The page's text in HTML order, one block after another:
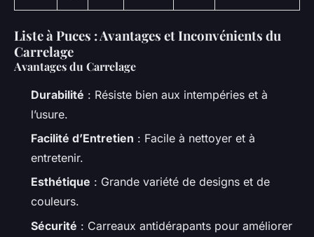
Liste à Puces : Avantages et Inconvénients du
Carrelage
Avantages du Carrelage
Durabilité : Résiste bien aux intempéries et à
l’usure.
Facilité d’Entretien : Facile à nettoyer et à
entretenir.
Esthétique : Grande variété de designs et de
couleurs.
Sécurité : Carreaux antidérapants pour améliorer